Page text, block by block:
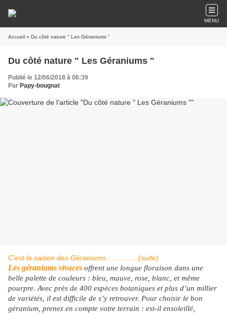
MENU
Accueil » Du côté nature " Les Géraniums "
Du côté nature " Les Géraniums "
Publié le 12/06/2018 à 06:39
Par Papy-bougnat
C'est la saison des Géraniums ...............(suite)
Les géraniums vivaces offrent une longue floraison dans une
belle palette de couleurs : bleu, mauve, rose, blanc, et même
pourpre. Avec près de 400 espèces botaniques et plus d’un millier
de variétés, il est difficile de s’y retrouver. Pour choisir le bon
géranium, prenez en compte votre terrain : est-il ensoleillé,